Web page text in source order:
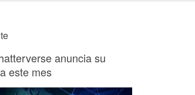
anuncia su
este mes